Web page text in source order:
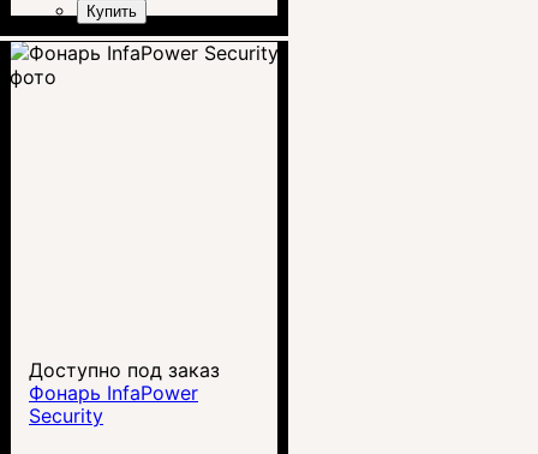
Купить
Доступно под заказ
Фонарь InfaPower
Security